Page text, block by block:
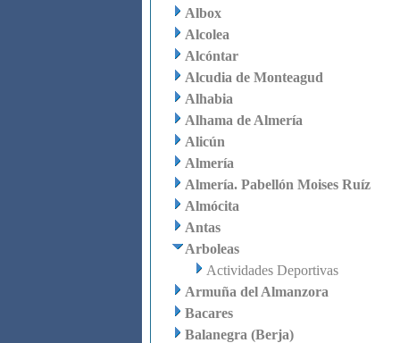
Albox
Alcolea
Alcóntar
Alcudia de Monteagud
Alhabia
Alhama de Almería
Alicún
Almería
Almería. Pabellón Moises Ruíz
Almócita
Antas
Arboleas
Actividades Deportivas
Armuña del Almanzora
Bacares
Balanegra (Berja)